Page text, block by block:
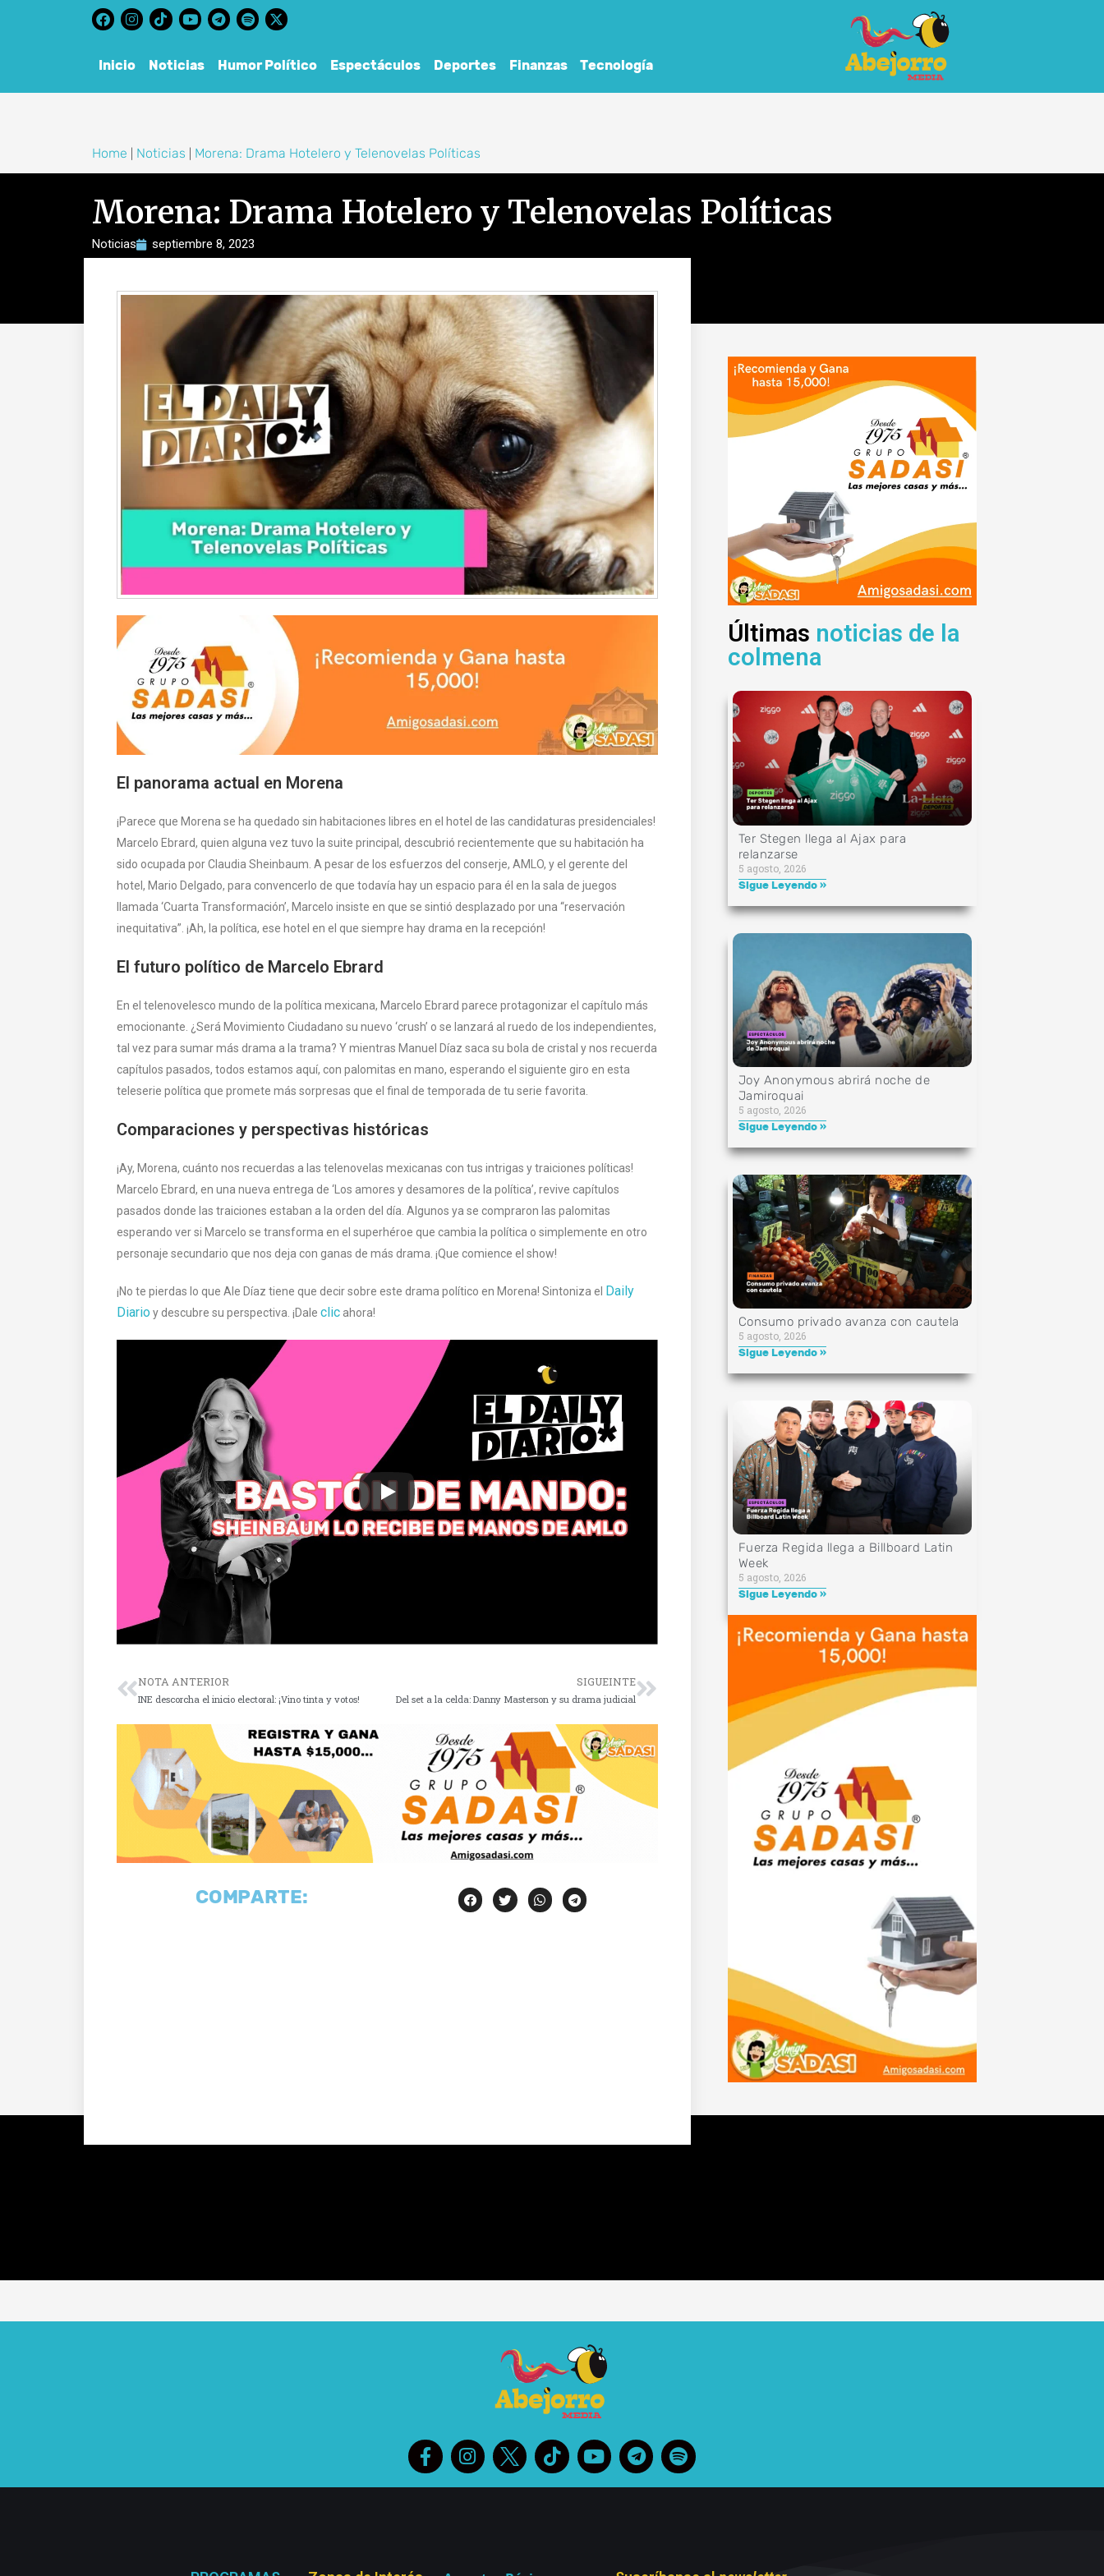
Inicio Noticias Humor Político Espectáculos Deportes Finanzas Tecnología
Home Noticias Morena: Drama Hotelero y Telenovelas Políticas
Morena: Drama Hotelero y Telenovelas Políticas
Noticias septiembre 8, 2023
El panorama actual en Morena
¡Parece que Morena se ha quedado sin habitaciones libres en el hotel de las candidaturas presidenciales!
Marcelo Ebrard, quien alguna vez tuvo la suite principal, descubrió recientemente que su habitación ha
sido ocupada por Claudia Sheinbaum. A pesar de los esfuerzos del conserje, AMLO, y el gerente del
hotel, Mario Delgado, para convencerlo de que todavía hay un espacio para él en la sala de juegos
llamada ‘Cuarta Transformación’, Marcelo insiste en que se sintió desplazado por una “reservación
inequitativa”. ¡Ah, la política, ese hotel en el que siempre hay drama en la recepción!
El futuro político de Marcelo Ebrard
En el telenovelesco mundo de la política mexicana, Marcelo Ebrard parece protagonizar el capítulo más
emocionante. ¿Será Movimiento Ciudadano su nuevo ‘crush’ o se lanzará al ruedo de los independientes,
tal vez para sumar más drama a la trama? Y mientras Manuel Díaz saca su bola de cristal y nos recuerda
capítulos pasados, todos estamos aquí, con palomitas en mano, esperando el siguiente giro en esta
teleserie política que promete más sorpresas que el final de temporada de tu serie favorita.
Comparaciones y perspectivas históricas
¡Ay, Morena, cuánto nos recuerdas a las telenovelas mexicanas con tus intrigas y traiciones políticas!
Marcelo Ebrard, en una nueva entrega de ‘Los amores y desamores de la política’, revive capítulos
pasados donde las traiciones estaban a la orden del día. Algunos ya se compraron las palomitas
esperando ver si Marcelo se transforma en el superhéroe que cambia la política o simplemente en otro
personaje secundario que nos deja con ganas de más drama. ¡Que comience el show!
¡No te pierdas lo que Ale Díaz tiene que decir sobre este drama político en Morena! Sintoniza el Daily
Diarioy descubre su perspectiva. ¡Dale clic ahora!
NOTA ANTERIOR
INE descorcha el inicio electoral: ¡Vino tinta y votos!
SIGUEINTE
Del set a la celda: Danny Masterson y su drama judicial
COMPARTE:
Últimas noticias de la
colmena
Ter Stegen llega al Ajax para
relanzarse
5 agosto, 2026
Sigue Leyendo »
Joy Anonymous abrirá noche de
Jamiroquai
5 agosto, 2026
Sigue Leyendo »
Consumo privado avanza con cautela
5 agosto, 2026
Sigue Leyendo »
Fuerza Regida llega a Billboard Latin
Week
5 agosto, 2026
Sigue Leyendo »